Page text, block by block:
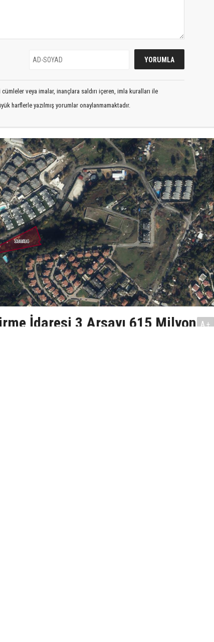
veya imalar, inançlara saldırı içeren, imla kuralları ile
harflerle yazılmış yorumlar onaylanmamaktadır.
İdaresi 3 Arsayı 615 Milyon A+